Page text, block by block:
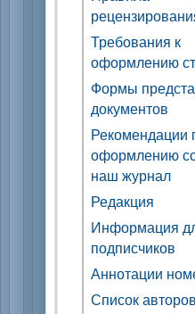
Требования к
оформлению
Формы
документов
Рекомендации
оформлению
наш журнал
Редакция
Информация
подписчиков
Аннотации
Список авторов